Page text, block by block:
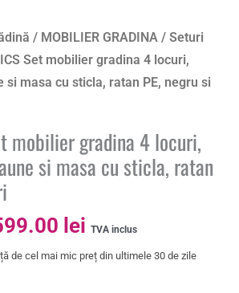
/ MOBILIER GRADINA / Seturi
Set mobilier gradina 4 locuri,
si masa cu sticla, ratan PE, negru si
mobilier gradina 4 locuri,
si masa cu sticla, ratan
lei TVA inclus
de cel mai mic preț din ultimele 30 de zile